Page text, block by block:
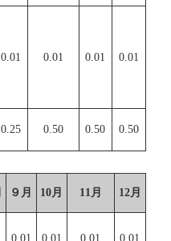
0.01 0.01 0.01 0.01
0.25 0.50 0.50 0.50
９月 10月 11月 12月
0.01 0.01 0.01
0.01